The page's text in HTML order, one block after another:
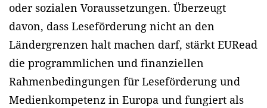
oder sozialen Voraussetzungen. Überzeugt
davon, dass Leseförderung nicht an den
Ländergrenzen halt machen darf, stärkt EURead
die programmlichen und finanziellen
Rahmenbedingungen für Leseförderung und
Medienkompetenz in Europa und fungiert als